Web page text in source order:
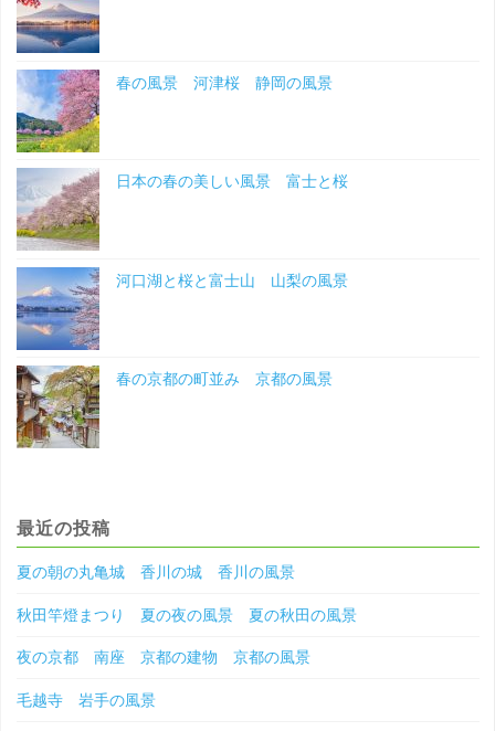
春の風景 河津桜 静岡の風景
日本の春の美しい風景 富士と桜
河口湖と桜と富士山 山梨の風景
春の京都の町並み 京都の風景
最近の投稿
夏の朝の丸亀城 香川の城 香川の風景
秋田竿燈まつり 夏の夜の風景 夏の秋田の風景
夜の京都 南座 京都の建物 京都の風景
毛越寺 岩手の風景